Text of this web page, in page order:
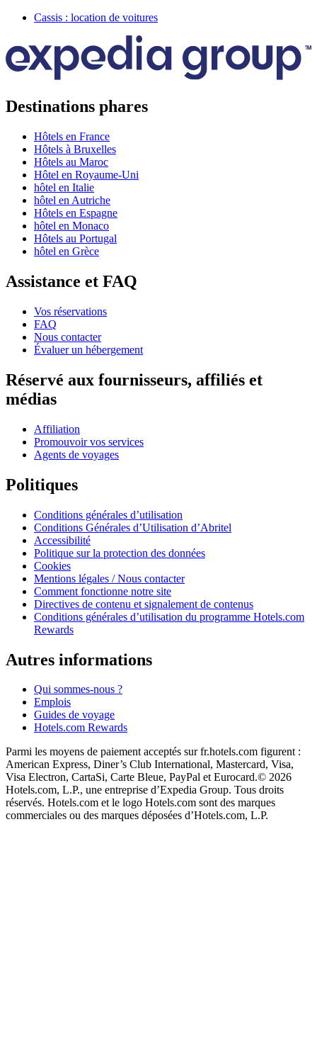
Cassis : location de voitures
Destinations phares
Hôtels en France
Hôtels à Bruxelles
Hôtels au Maroc
Hôtel en Royaume-Uni
hôtel en Italie
hôtel en Autriche
Hôtels en Espagne
hôtel en Monaco
Hôtels au Portugal
hôtel en Grèce
Assistance et FAQ
Vos réservations
FAQ
Nous contacter
Évaluer un hébergement
Réservé aux fournisseurs, affiliés et
médias
Affiliation
Promouvoir vos services
Agents de voyages
Politiques
Conditions générales d’utilisation
Conditions Générales d’Utilisation d’Abritel
Accessibilité
Politique sur la protection des données
Cookies
Mentions légales / Nous contacter
Comment fonctionne notre site
Directives de contenu et signalement de contenus
Conditions générales d’utilisation du programme Hotels.com
Rewards
Autres informations
Qui sommes-nous ?
Emplois
Guides de voyage
Hotels.com Rewards
Parmi les moyens de paiement acceptés sur fr.hotels.com figurent :
American Express, Diner’s Club International, Mastercard, Visa,
Visa Electron, CartaSi, Carte Bleue, PayPal et Eurocard.© 2026
Hotels.com, L.P., une entreprise d’Expedia Group. Tous droits
réservés. Hotels.com et le logo Hotels.com sont des marques
commerciales ou des marques déposées d’Hotels.com, L.P.